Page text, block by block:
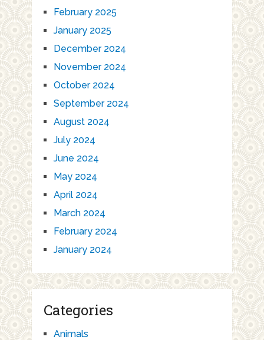
February 2025
January 2025
December 2024
November 2024
October 2024
September 2024
August 2024
July 2024
June 2024
May 2024
April 2024
March 2024
February 2024
January 2024
Categories
Animals